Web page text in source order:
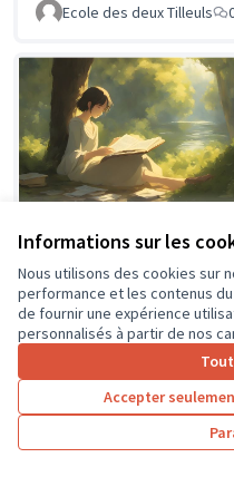
Informations sur les
Nous utilisons des cookies sur
performance et les contenus
de fournir une expérience
personnalisés à partir de nos
Accepter
Ecole des deux Tilleuls
Aménager des
l’extérieur (Collège
Fondettes)
Club Transition